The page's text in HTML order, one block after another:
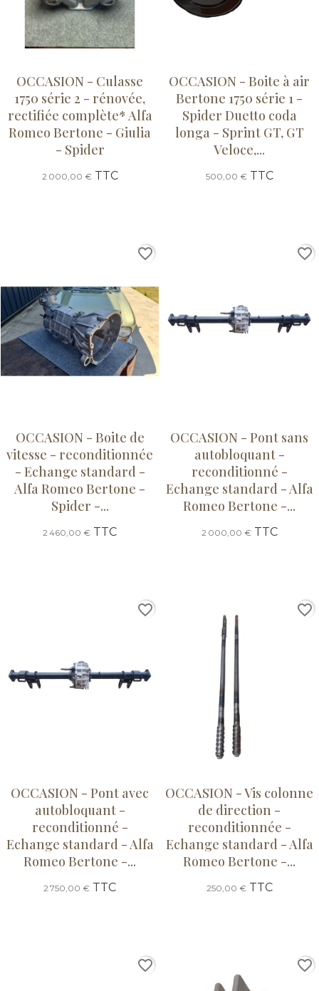
OCCASION - Culasse
1750 série 2 - rénovée,
rectifiée complète* Alfa
Romeo Bertone - Giulia
- Spider
2 000,00 €TTC
OCCASION - Boite à air
Bertone 1750 série 1 -
Spider Duetto coda
longa - Sprint GT, GT
Veloce,...
500,00 €TTC
OCCASION - Boite de
vitesse - reconditionnée
- Echange standard -
Alfa Romeo Bertone -
Spider -...
2 460,00 € TTC
favorite_border
OCCASION - Pont sans
autobloquant -
reconditionné -
Echange standard - Alfa
Romeo Bertone -...
2 000,00 €TTC
favorite_border
OCCASION - Pont avec
autobloquant -
reconditionné -
Echange standard - Alfa
Romeo Bertone -...
2 750,00 € TTC
favorite_border
OCCASION - Vis colonne
de direction -
reconditionnée -
Echange standard - Alfa
Romeo Bertone -...
250,00 €TTC
favorite_border
favorite_border favorite_border